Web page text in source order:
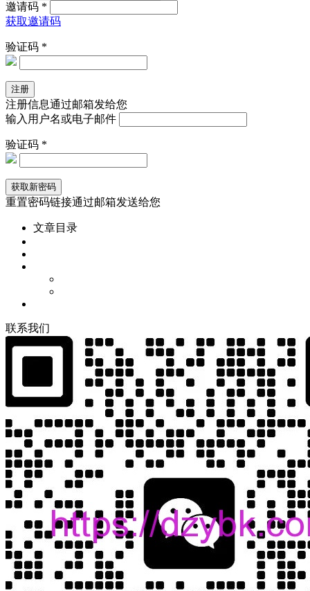
邀请码 *
获取邀请码
验证码 *
注册信息通过邮箱发给您
输入用户名或电子邮件
验证码 *
重置密码链接通过邮箱发送给您
文章目录
联系我们